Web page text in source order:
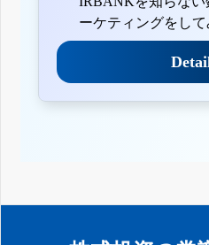
ーケティングをして